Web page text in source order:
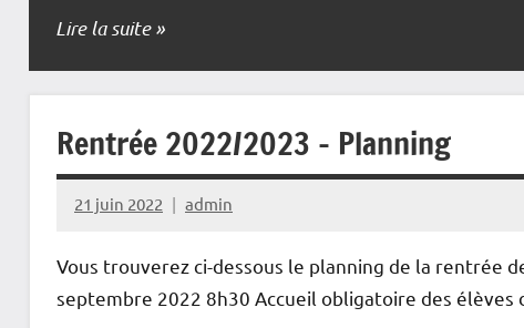
Lire la suite
Rentrée 2022/2023 – Planning
21 juin 2022 admin
Vous trouverez ci-dessous le planning de la rentrée
septembre 2022 8h30 Accueil obligatoire des